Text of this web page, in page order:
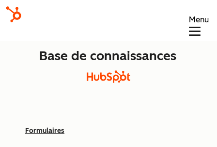
Menu
Base de connaissances
Formulaires